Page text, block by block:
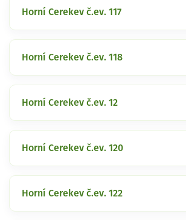
Horní Cerekev č.ev. 117
Horní Cerekev č.ev. 118
Horní Cerekev č.ev. 12
Horní Cerekev č.ev. 120
Horní Cerekev č.ev. 122